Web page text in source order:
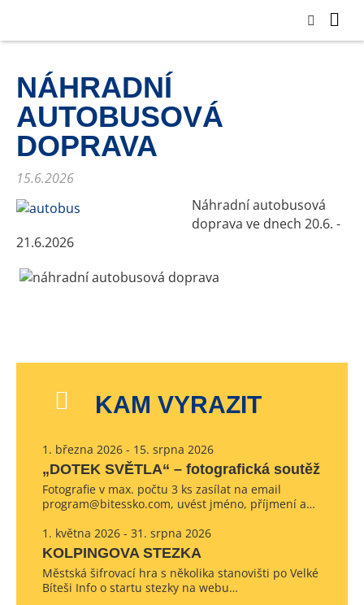
NÁHRADNÍ
AUTOBUSOVÁ
DOPRAVA
15.6.2026
Náhradní autobusová
doprava ve dnech 20.6. -
21.6.2026
KAM VYRAZIT
1. března 2026 - 15. srpna 2026
„DOTEK SVĚTLA“ – fotografická soutěž
Fotografie v max. počtu 3 ks zasílat na email
program@bitessko.com, uvést jméno, příjmení a…
1. května 2026 - 31. srpna 2026
KOLPINGOVA STEZKA
Městská šifrovací hra s několika stanovišti po Velké
Bíteši Info o startu stezky na webu…